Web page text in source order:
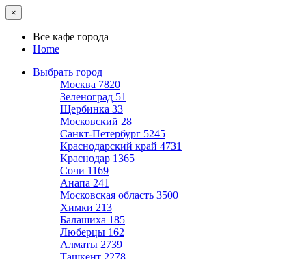
×
Все кафе города
Home
Выбрать город
Москва 7820
Зеленоград 51
Щербинка 33
Московский 28
Санкт-Петербург 5245
Краснодарский край 4731
Краснодар 1365
Сочи 1169
Анапа 241
Московская область 3500
Химки 213
Балашиха 185
Люберцы 162
Алматы 2739
Ташкент 2278